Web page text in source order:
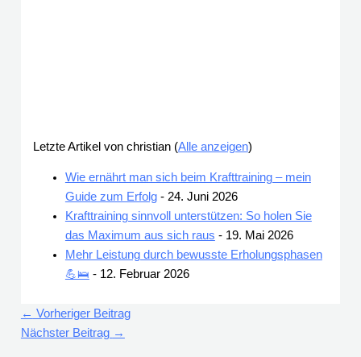
Letzte Artikel von christian (Alle anzeigen)
Wie ernährt man sich beim Krafttraining – mein
Guide zum Erfolg- 24. Juni 2026
Krafttraining sinnvoll unterstützen: So holen Sie
das Maximum aus sich raus - 19. Mai 2026
Mehr Leistung durch bewusste Erholungsphasen
💪🛌 - 12. Februar 2026
← Vorheriger Beitrag
Nächster Beitrag →